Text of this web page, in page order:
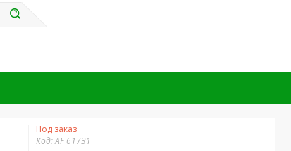
Под заказ
Код:AF 61731